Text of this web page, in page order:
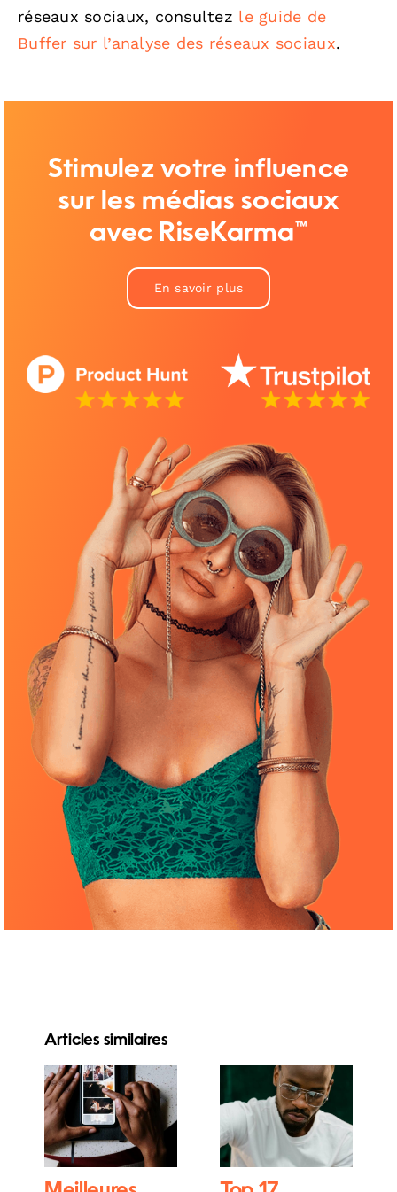
réseaux sociaux, consultez le guide de
Buffer sur l’analyse des réseaux sociaux.
Stimulez votre influence
sur les médias sociaux
avec RiseKarma™
En savoir plus
Articles similaires